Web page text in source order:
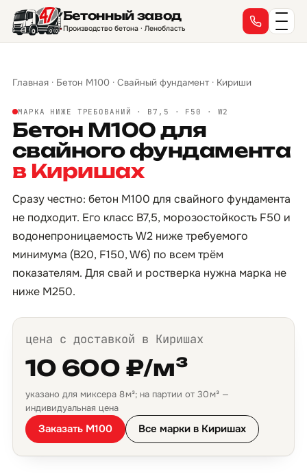
Бетонный завод
Производство бетона · Ленобласть
Главная · Бетон М100 · Свайный фундамент · Кириши
МАРКА НИЖЕ ТРЕБОВАНИЙ · B7,5 · F50 · W2
Бетон М100 для
свайного фундамента
в Киришах
Сразу честно: бетон М100 для свайного фундамента
не подходит. Его класс B7,5, морозостойкость F50 и
водонепроницаемость W2 ниже требуемого
минимума (B20, F150, W6) по всем трём
показателям. Для свай и ростверка нужна марка не
ниже М250.
цена с доставкой в Киришах
10 600 ₽/м³
указано для миксера 8 м³; на партии от 30 м³ —
индивидуальная цена
Заказать М100 Все марки в Киришах